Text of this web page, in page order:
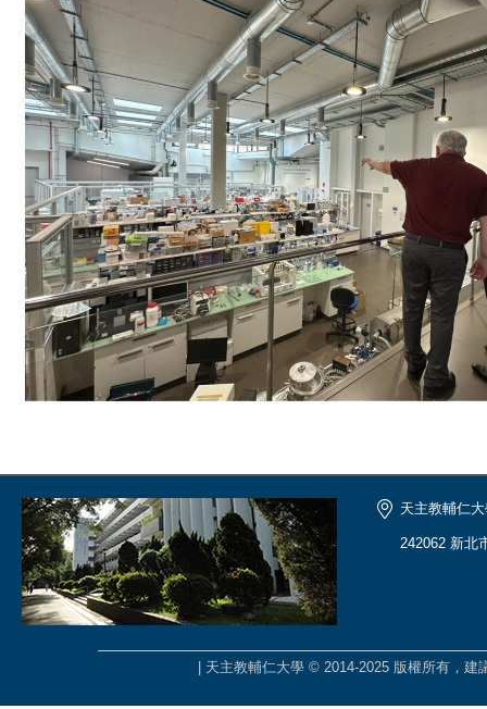
天主教輔仁
242062 新北
| 天主教輔仁大學 © 2014-2025 版權所有，